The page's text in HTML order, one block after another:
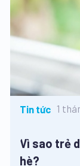
Tin tức 1
Vì sao trẻ
hè?